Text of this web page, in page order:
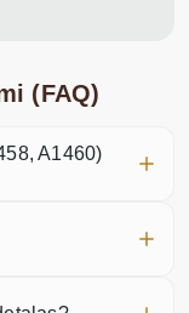
(FAQ)
A1460)